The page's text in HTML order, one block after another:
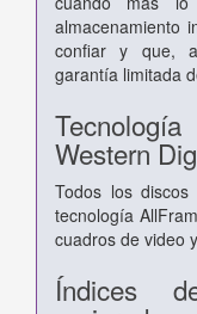
almacenamiento
confiar y que,
garantía limitada
Western
Todos los
tecnología
cuadros de video
Índices